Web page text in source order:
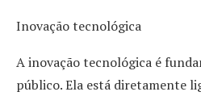
Inovação tecnológica
A inovação tecnológica é
público. Ela está diretamente